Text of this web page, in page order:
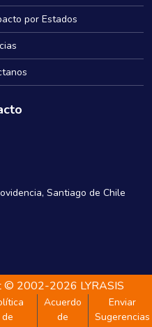
por Estados
Santiago de Chile
© 2002-2026 LYRASIS
de
Acuerdo
de
Enviar
Sugerencias